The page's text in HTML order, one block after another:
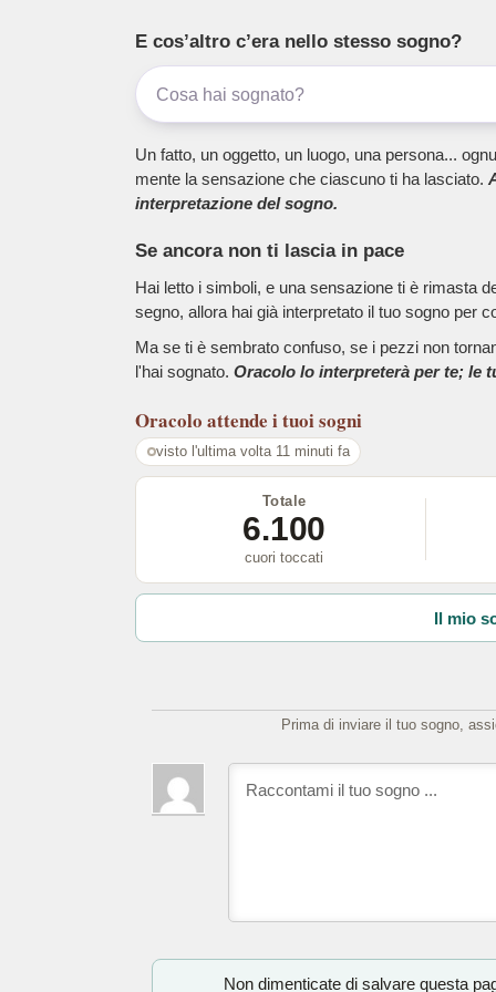
E cos’altro c’era nello stesso sogno?
Un fatto, un oggetto, un luogo, una persona...
mente la sensazione che ciascuno ti ha lasciato.
interpretazione del sogno.
Se ancora non ti lascia in pace
Hai letto i simboli, e una sensazione ti è rimasta
segno, allora hai già interpretato il tuo sogno per
Ma se ti è sembrato confuso, se i pezzi non
l'hai sognato. Oracolo lo interpreterà per te; le
Oracolo attende i tuoi sogni
visto l'ultima volta 11 minuti fa
Totale
6.100
cuori toccati
Il mio
Prima di inviare il tuo sogno,
Non dimenticate di salvare questa